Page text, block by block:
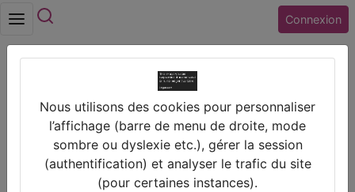
Connexion
Lycée MARGUERITE DE NAVARRE (18)
BOURGES
Reporters À La Cop28 - Journées Du 3 Et 4
Dé…
Nous utilisons des cookies pour personnaliser
l’affichage (barre de menu de droite, mode
sombre ou dyslexie etc.), gérer la session
(authentification) et analyser le trafic du site
(pour certaines instances).